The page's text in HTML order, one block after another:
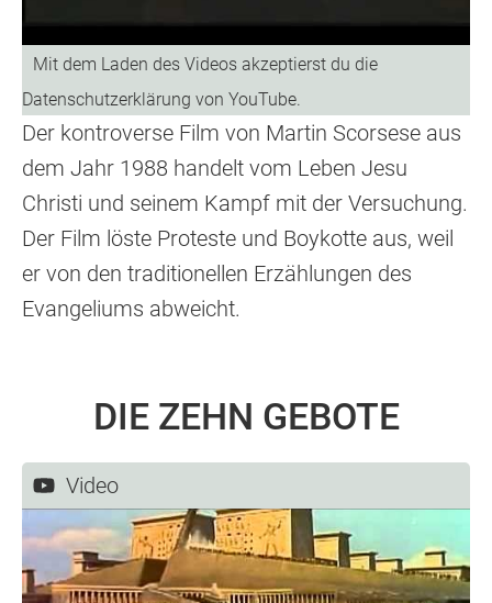
Der kontroverse Film von Martin Scorsese aus
dem Jahr 1988 handelt vom Leben Jesu
Christi und seinem Kampf mit der Versuchung.
Der Film löste Proteste und Boykotte aus, weil
er von den traditionellen Erzählungen des
Evangeliums abweicht.
DIE ZEHN GEBOTE
Video